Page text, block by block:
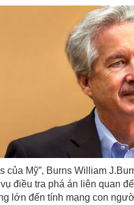
Mỹ”, Burns William
điều tra phá án liên quan
lớn đến tính mạng con